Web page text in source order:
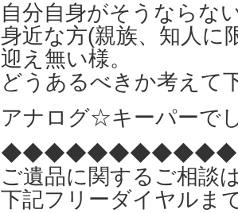
自分自身がそうならな
身近な方(親族、知人に
迎え無い様。
どうあるべきか考えて
アナログ☆キーパーで
ご遺品に関するご相談
下記フリーダイヤルま